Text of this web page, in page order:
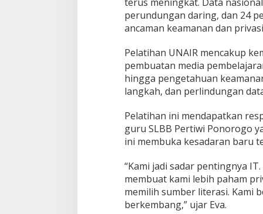
terus meningkat. Data
perundungan daring, dan 24
ancaman keamanan dan
Pelatihan UNAIR mencakup
pembuatan media
hingga pengetahuan
langkah, dan perlindungan
Pelatihan ini mendapatkan
guru SLBB Pertiwi Ponorogo
ini membuka kesadaran baru
“Kami jadi sadar pentingnya
membuat kami lebih paham
memilih sumber literasi. Kami
berkembang,” ujar Eva.